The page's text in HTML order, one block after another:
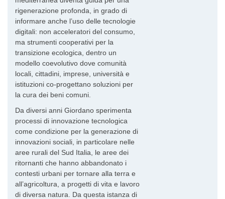
rigenerazione profonda, in grado di
informare anche l’uso delle tecnologie
digitali: non acceleratori del consumo,
ma strumenti cooperativi per la
transizione ecologica, dentro un
modello coevolutivo dove comunità
locali, cittadini, imprese, università e
istituzioni co-progettano soluzioni per
la cura dei beni comuni.
Da diversi anni Giordano sperimenta
processi di innovazione tecnologica
come condizione per la generazione di
innovazioni sociali, in particolare nelle
aree rurali del Sud Italia, le aree dei
ritornanti che hanno abbandonato i
contesti urbani per tornare alla terra e
all’agricoltura, a progetti di vita e lavoro
di diversa natura. Da questa istanza di